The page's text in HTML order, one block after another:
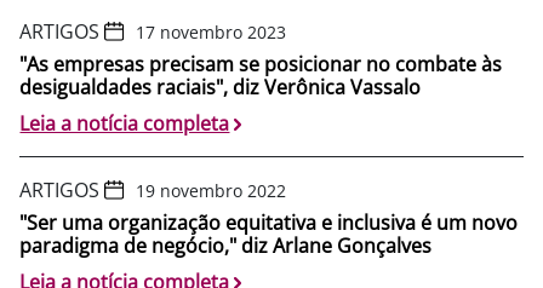
ARTIGOS 17 novembro 2023
"As empresas precisam se posicionar no combate às
desigualdades raciais", diz Verônica Vassalo
Leia a notícia completa
ARTIGOS 19 novembro 2022
"Ser uma organização equitativa e inclusiva é um novo
paradigma de negócio," diz Arlane Gonçalves
Leia a notícia completa